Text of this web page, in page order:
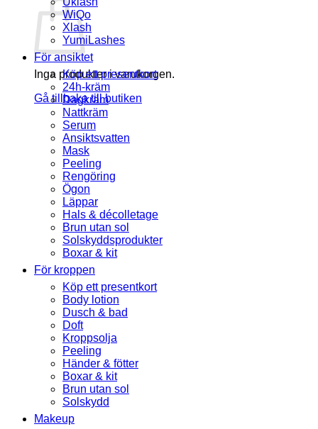
Inga produkter i varukorgen.
Gå tillbaka till butiken
WiQo
Xlash
YumiLashes
För ansiktet
Köp ett presentkort
24h-kräm
Dagkräm
Nattkräm
Serum
Ansiktsvatten
Mask
Peeling
Rengöring
Ögon
Läppar
Hals & décolletage
Brun utan sol
Solskyddsprodukter
Boxar & kit
För kroppen
Köp ett presentkort
Body lotion
Dusch & bad
Doft
Kroppsolja
Peeling
Händer & fötter
Boxar & kit
Brun utan sol
Solskydd
Makeup